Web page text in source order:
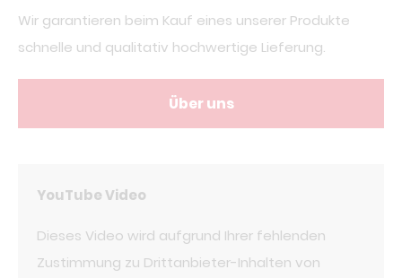
Wir garantieren beim Kauf eines unserer Produkte
schnelle und qualitativ hochwertige Lieferung.
Über uns
YouTube Video
Dieses Video wird aufgrund Ihrer fehlenden
Zustimmung zu Drittanbieter-Inhalten von